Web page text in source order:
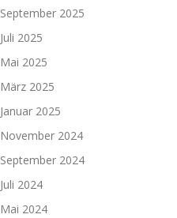
September 2025
Juli 2025
Mai 2025
März 2025
Januar 2025
November 2024
September 2024
Juli 2024
Mai 2024